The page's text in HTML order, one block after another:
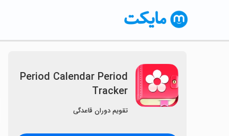
Period Calendar Period
Tracker
تقویم دوران قاعدگی